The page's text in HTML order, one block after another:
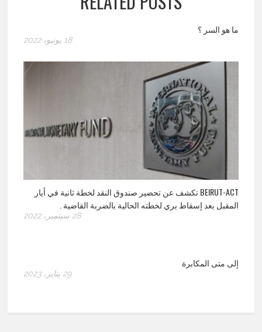
ما هو السر ؟
18 يونيو، 2022
BEIRUT-ACT تكشف عن تحضير صندوق النقد لخطة ثانية في أيار
المقبل بعد إسقاط بري لخطته الحالية بالضربة القاضية .
28 سبتمبر، 2022
إلى متى المكابرة
29 يناير، 2023